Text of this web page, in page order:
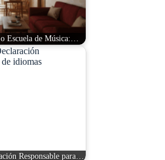
Escuela de Música:…
Responsable para…